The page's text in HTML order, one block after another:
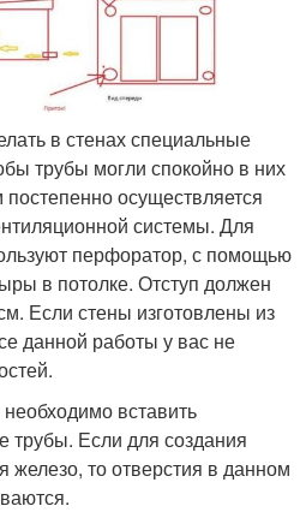
в стенах специальные
трубы могли спокойно в них
осуществляется
системы. Для
перфоратор, с помощью
в потолке. Отступ должен
Если стены изготовлены из
данной работы у вас не
вставить
трубы. Если для создания
железо, то отверстия в данном